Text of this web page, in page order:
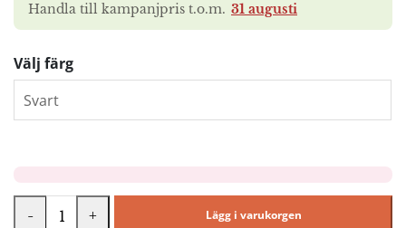
Handla till kampanjpris t.o.m. 31 augusti
Välj färg
- + Lägg i varukorgen